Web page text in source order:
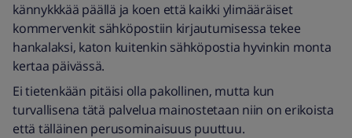
kännykkkää päällä ja koen että kaikki ylimääräiset
kommervenkit sähköpostiin kirjautumisessa tekee
hankalaksi, katon kuitenkin sähköpostia hyvinkin monta
kertaa päivässä.
Ei tietenkään pitäisi olla pakollinen, mutta kun
turvallisena tätä palvelua mainostetaan niin on erikoista
että tälläinen perusominaisuus puuttuu.